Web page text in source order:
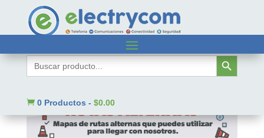
Buscar: Botón de búsqueda
 0 Productos - $0.00
Rutas Alternas a
Electrycom